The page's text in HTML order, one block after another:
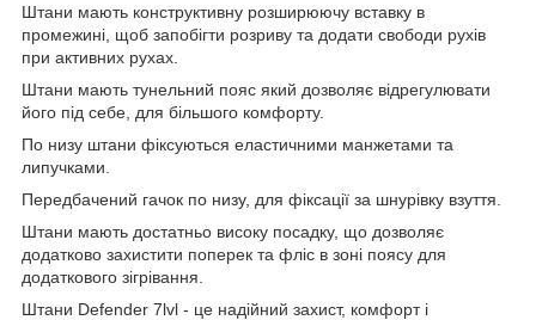
Штани мають конструктивну розширюючу вставку в
промежині, щоб запобігти розриву та додати свободи рухів
при активних рухах.
Штани мають тунельний пояс який дозволяє відрегулювати
його під себе, для більшого комфорту.
По низу штани фіксуються еластичними манжетами та
липучками.
Передбачений гачок по низу, для фіксації за шнурівку взуття.
Штани мають достатньо високу посадку, що дозволяє
додатково захистити поперек та фліс в зоні поясу для
додаткового зігрівання.
Штани Defender 7lvl - це надійний захист, комфорт і